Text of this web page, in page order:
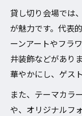
貸し切り会場では
が魅力です。代表
ーンアートやフラ
井装飾などがあり
華やかにし、ゲス
また、テーマカラ
や、オリジナルフ